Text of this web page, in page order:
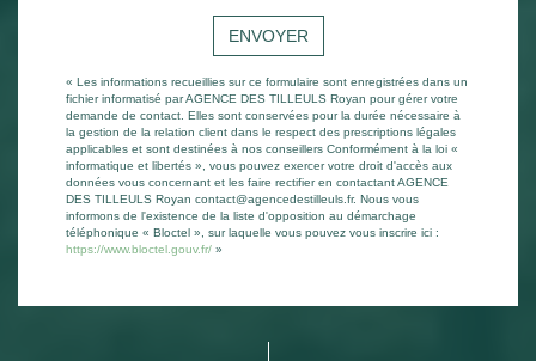
ENVOYER
« Les informations recueillies sur ce formulaire sont enregistrées dans un
fichier informatisé par AGENCE DES TILLEULS Royan pour gérer votre
demande de contact. Elles sont conservées pour la durée nécessaire à
la gestion de la relation client dans le respect des prescriptions légales
applicables et sont destinées à nos conseillers Conformément à la loi «
informatique et libertés », vous pouvez exercer votre droit d'accès aux
données vous concernant et les faire rectifier en contactant AGENCE
DES TILLEULS Royan contact@agencedestilleuls.fr. Nous vous
informons de l'existence de la liste d'opposition au démarchage
téléphonique « Bloctel », sur laquelle vous pouvez vous inscrire ici :
https://www.bloctel.gouv.fr/ »